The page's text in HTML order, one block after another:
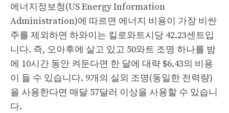
에너지정보청(US Energy Information
Administration)에 따르면 에너지 비용이 가장 비싼
주를 제외하면 하와이는 킬로와트시당 42.23센트입
니다. 즉, 오아후에 살고 있고 50와트 조명 하나를 밤
에 10시간 동안 켜둔다면 한 달에 대략 $6.43의 비용
이 들 수 있습니다. 9개의 실외 조명(동일한 전력량)
을 사용한다면 매달 57달러 이상을 사용할 수 있습니
다.